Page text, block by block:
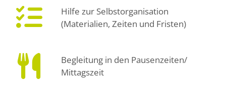
Hilfe zur Selbstorganisation
(Materialien, Zeiten und Fristen)
Begleitung in den Pausenzeiten/
Mittagszeit